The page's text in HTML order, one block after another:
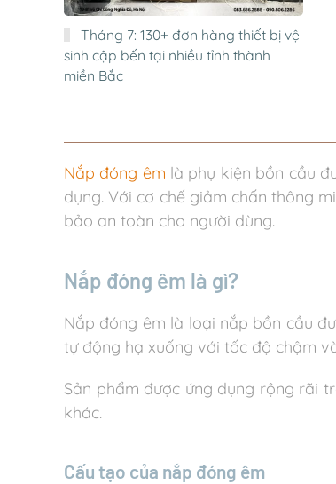
Tháng 7: 130+ đơn hàng thiết bị vệ
sinh cập bến tại nhiều tỉnh thành
miền Bắc
Nắp đóng êm là phụ kiện bồn cầu
dụng. Với cơ chế giảm chấn thông
bảo an toàn cho người dùng.
Nắp đóng êm là gì?
Nắp đóng êm là loại nắp bồn cầu
tự động hạ xuống với tốc độ chậm
Sản phẩm được ứng dụng rộng rãi
khác.
Cấu tạo của nắp đóng êm